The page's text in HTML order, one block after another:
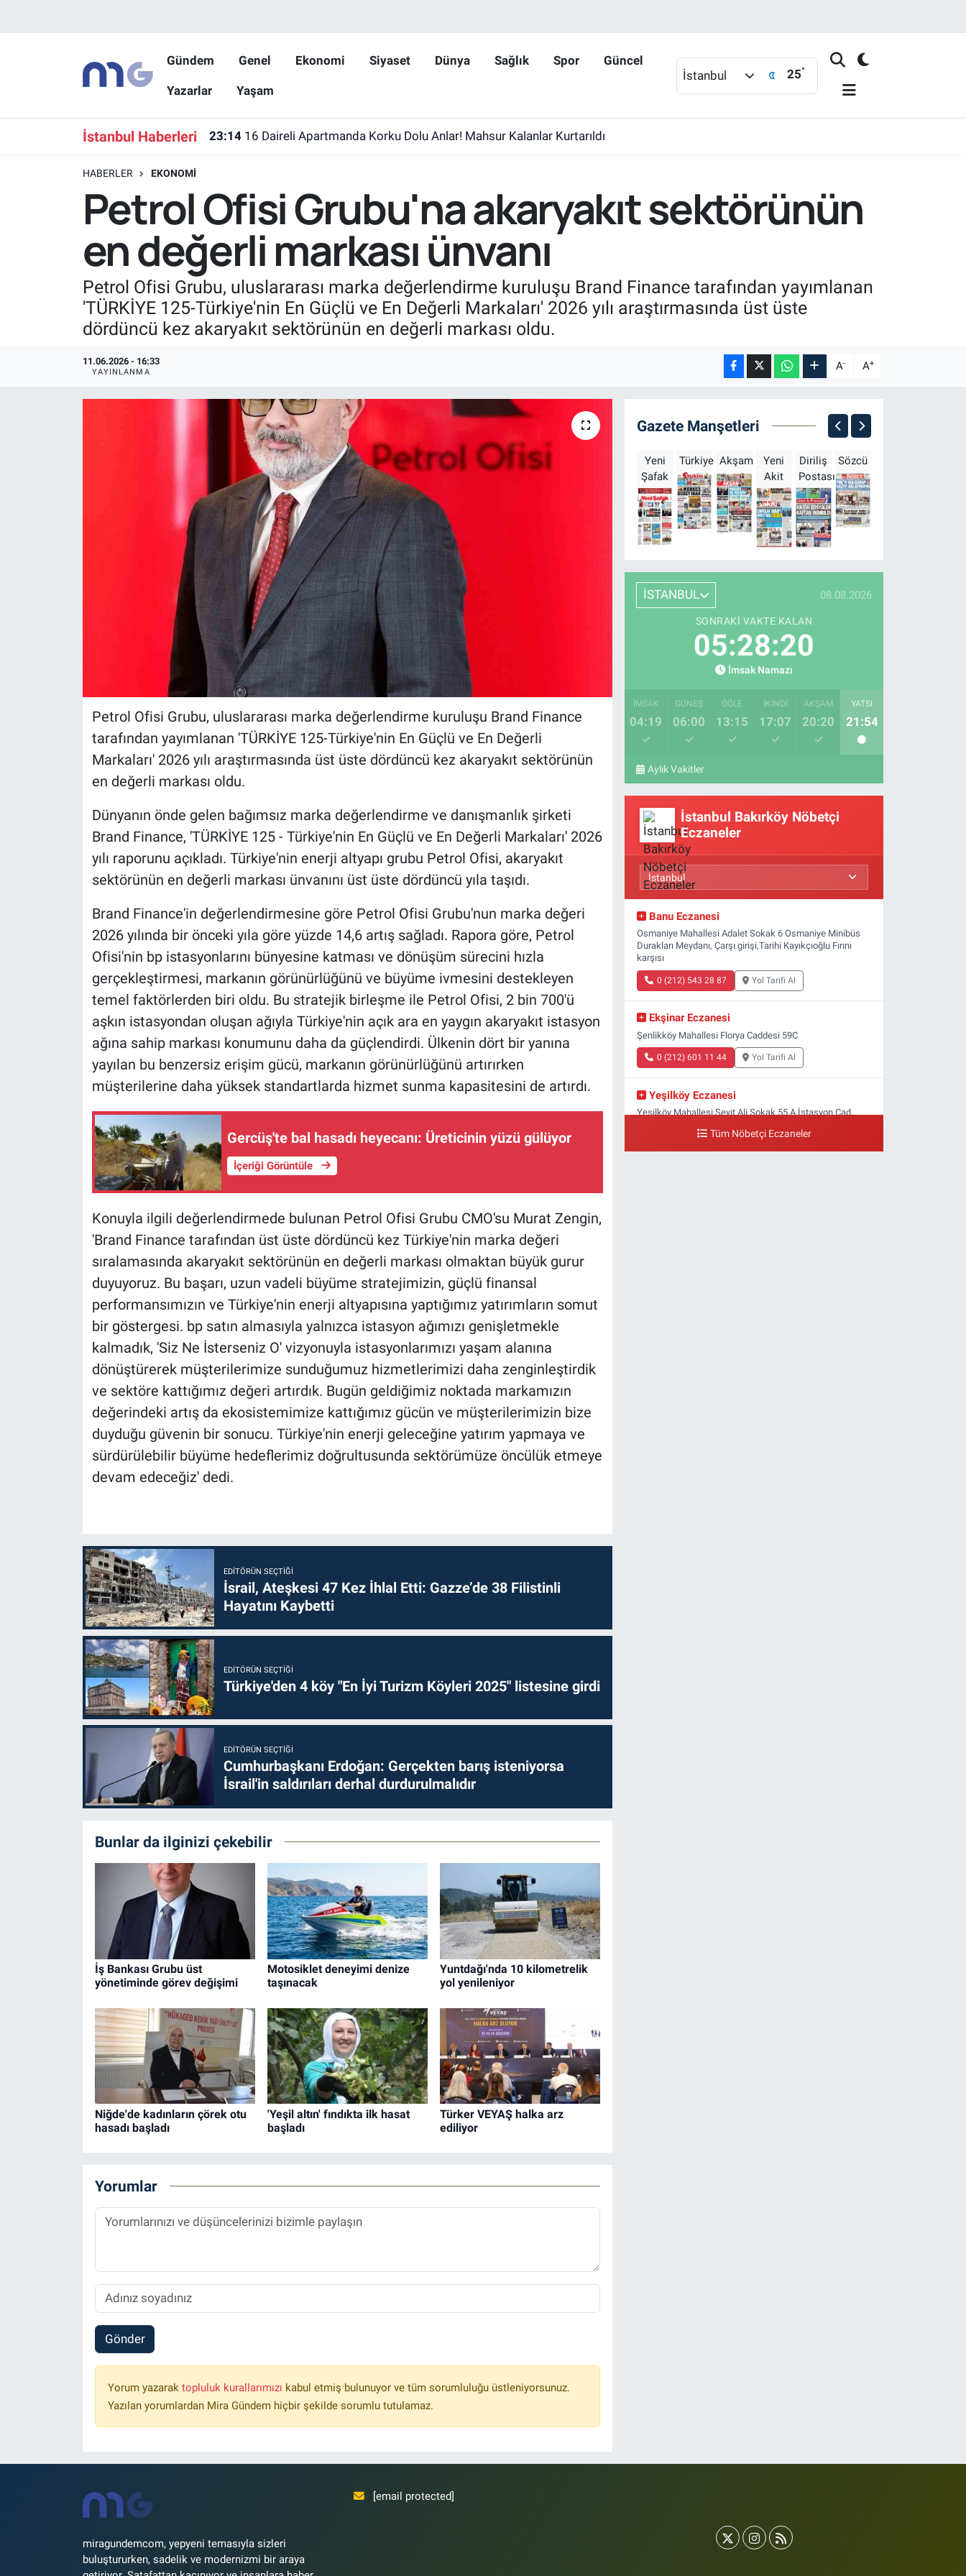
Gündem Genel Ekonomi Siyaset Dünya Sağlık Spor Güncel
Yazarlar Yaşam
İstanbul 25°
İstanbul Haberleri 23:14 16 Daireli Apartmanda Korku Dolu Anlar! Mahsur Kalanlar Kurtarıldı
HABERLER EKONOMI
Petrol Ofisi Grubu'na akaryakıt sektörünün
en değerli markası ünvanı
Petrol Ofisi Grubu, uluslararası marka değerlendirme kuruluşu Brand Finance tarafından yayımlanan
'TÜRKİYE 125-Türkiye'nin En Güçlü ve En Değerli Markaları' 2026 yılı araştırmasında üst üste
dördüncü kez akaryakıt sektörünün en değerli markası oldu.
11.06.2026 - 16:33
YAYINLANMA A- A+
Petrol Ofisi Grubu, uluslararası marka değerlendirme kuruluşu Brand Finance
tarafından yayımlanan 'TÜRKİYE 125-Türkiye'nin En Güçlü ve En Değerli
Markaları' 2026 yılı araştırmasında üst üste dördüncü kez akaryakıt sektörünün
en değerli markası oldu.
Dünyanın önde gelen bağımsız marka değerlendirme ve danışmanlık şirketi
Brand Finance, 'TÜRKİYE 125 - Türkiye'nin En Güçlü ve En Değerli Markaları' 2026
yılı raporunu açıkladı. Türkiye'nin enerji altyapı grubu Petrol Ofisi, akaryakıt
sektörünün en değerli markası ünvanını üst üste dördüncü yıla taşıdı.
Brand Finance'in değerlendirmesine göre Petrol Ofisi Grubu'nun marka değeri
2026 yılında bir önceki yıla göre yüzde 14,6 artış sağladı. Rapora göre, Petrol
Ofisi'nin bp istasyonlarını bünyesine katması ve dönüşüm sürecini hızla
gerçekleştirmesi, markanın görünürlüğünü ve büyüme ivmesini destekleyen
temel faktörlerden biri oldu. Bu stratejik birleşme ile Petrol Ofisi, 2 bin 700'ü
aşkın istasyondan oluşan ağıyla Türkiye'nin açık ara en yaygın akaryakıt istasyon
ağına sahip markası konumunu daha da güçlendirdi. Ülkenin dört bir yanına
yayılan bu benzersiz erişim gücü, markanın görünürlüğünü artırırken
müşterilerine daha yüksek standartlarda hizmet sunma kapasitesini de artırdı.
Gercüş'te bal hasadı heyecanı: Üreticinin yüzü gülüyor
İçeriği Görüntüle
Konuyla ilgili değerlendirmede bulunan Petrol Ofisi Grubu CMO'su Murat Zengin,
'Brand Finance tarafından üst üste dördüncü kez Türkiye'nin marka değeri
sıralamasında akaryakıt sektörünün en değerli markası olmaktan büyük gurur
duyuyoruz. Bu başarı, uzun vadeli büyüme stratejimizin, güçlü finansal
performansımızın ve Türkiye'nin enerji altyapısına yaptığımız yatırımların somut
bir göstergesi. bp satın almasıyla yalnızca istasyon ağımızı genişletmekle
kalmadık, 'Siz Ne İsterseniz O' vizyonuyla istasyonlarımızı yaşam alanına
dönüştürerek müşterilerimize sunduğumuz hizmetlerimizi daha zenginleştirdik
ve sektöre kattığımız değeri artırdık. Bugün geldiğimiz noktada markamızın
değerindeki artış da ekosistemimize kattığımız gücün ve müşterilerimizin bize
duyduğu güvenin bir sonucu. Türkiye'nin enerji geleceğine yatırım yapmaya ve
sürdürülebilir büyüme hedeflerimiz doğrultusunda sektörümüze öncülük etmeye
devam edeceğiz' dedi.
EDITÖRÜN SEÇTIĞI
İsrail, Ateşkesi 47 Kez İhlal Etti: Gazze’de 38 Filistinli
Hayatını Kaybetti
EDITÖRÜN SEÇTIĞI
Türkiye'den 4 köy "En İyi Turizm Köyleri 2025" listesine girdi
EDITÖRÜN SEÇTIĞI
Cumhurbaşkanı Erdoğan: Gerçekten barış isteniyorsa
İsrail'in saldırıları derhal durdurulmalıdır
Bunlar da ilginizi çekebilir
İş Bankası Grubu üst
yönetiminde görev değişimi
Motosiklet deneyimi denize
taşınacak
Yuntdağı'nda 10 kilometrelik
yol yenileniyor
Niğde'de kadınların çörek otu
hasadı başladı
'Yeşil altın' fındıkta ilk hasat
başladı
Türker VEYAŞ halka arz
ediliyor
Yorumlar
Gönder
Yorum yazarak topluluk kurallarımızı kabul etmiş bulunuyor ve tüm sorumluluğu üstleniyorsunuz.
Yazılan yorumlardan Mira Gündem hiçbir şekilde sorumlu tutulamaz.
Gazete Manşetleri
Yeni
Şafak
Türkiye Akşam
Yeni
Akit
Diriliş
Postası
Sözcü
İSTANBUL 08.08.2026
SONRAKI VAKTE KALAN
05:28:19
İmsak Namazı
İMSAK
04:19
GÜNEŞ
06:00
ÖĞLE
13:15
İKINDI
17:07
AKŞAM
20:20
YATSI
21:54
Aylık Vakitler
İstanbul Bakırköy Nöbetçi
Eczaneler
Banu Eczanesi
Osmaniye Mahallesi Adalet Sokak 6 Osmaniye Minibüs
Durakları Meydanı, Çarşı girişi,Tarihi Kayıkçıoğlu Fırını
karşısı
0 (212) 543 28 87 Yol Tarifi Al
Ekşinar Eczanesi
Şenlikköy Mahallesi Florya Caddesi 59C
0 (212) 601 11 44 Yol Tarifi Al
Yeşilköy Eczanesi
Yeşilköy Mahallesi Seyit Ali Sokak 55 A İstasyon Cad.
Tüm Nöbetçi Eczaneler
miragundemcom, yepyeni temasıyla sizleri
buluştururken, sadelik ve modernizmi bir araya
[email protected]
Hava Durumu
İstanbul Namaz Vakitleri
Süper Lig Puan Durumu ve Fikstür
Haber Arşivi